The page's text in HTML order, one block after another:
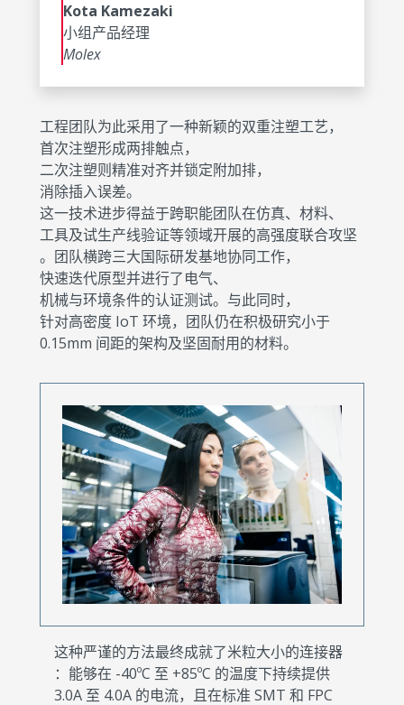
Kota Kamezaki
小组产品经理
Molex
工程团队为此采用了一种新颖的双重注塑工艺，
首次注塑形成两排触点，
二次注塑则精准对齐并锁定附加排，
消除插入误差。
这一技术进步得益于跨职能团队在仿真、材料、
工具及试生产线验证等领域开展的高强度联合攻坚
。团队横跨三大国际研发基地协同工作，
快速迭代原型并进行了电气、
机械与环境条件的认证测试。与此同时，
针对高密度 IoT 环境，团队仍在积极研究小于
0.15mm 间距的架构及坚固耐用的材料。
这种严谨的方法最终成就了米粒大小的连接器
：能够在 -40ºC 至 +85ºC 的温度下持续提供
3.0A 至 4.0A 的电流，且在标准 SMT 和 FPC